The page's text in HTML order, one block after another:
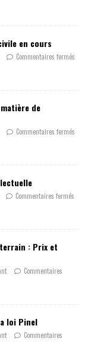
en cours
Commentaires fermés
de
Commentaires fermés
Commentaires fermés
: Prix et
Commentaires
loi Pinel
Commentaires